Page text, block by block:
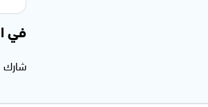
في
شارك